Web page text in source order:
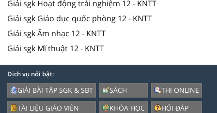
Giải sgk Hoạt động trải nghiệm 12 - KNTT
Giải sgk Giáo dục quốc phòng 12 - KNTT
Giải sgk Âm nhạc 12 - KNTT
Giải sgk Mĩ thuật 12 - KNTT
Dịch vụ nổi bật:
GIẢI BÀI TẬP SGK & SBT
TÀI LIỆU GIÁO VIÊN
SÁCH
KHÓA HỌC
THI ONLINE
HỎI ĐÁP